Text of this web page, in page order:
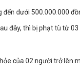
dưới 500.000.000
đây, thì bị phạt tù từ 03
của 02 người trở lên